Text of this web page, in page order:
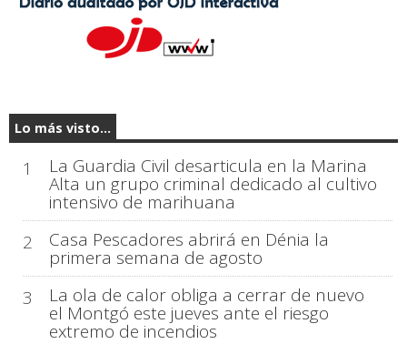
Lo más visto...
1 La Guardia Civil desarticula en la Marina
Alta un grupo criminal dedicado al cultivo
intensivo de marihuana
2
Casa Pescadores abrirá en Dénia la
primera semana de agosto
3
La ola de calor obliga a cerrar de nuevo
el Montgó este jueves ante el riesgo
extremo de incendios